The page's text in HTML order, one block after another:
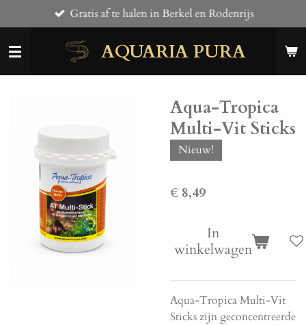
direct
naar
AQUARIA PURA
Gratis af te halen in Berkel en Rodenrijs
Aqua-Tropica
Multi-Vit Sticks
Nieuw!
€ 8,49
In
winkelwagen
Aqua-Tropica Multi-Vit
Sticks zijn geconcentreerde